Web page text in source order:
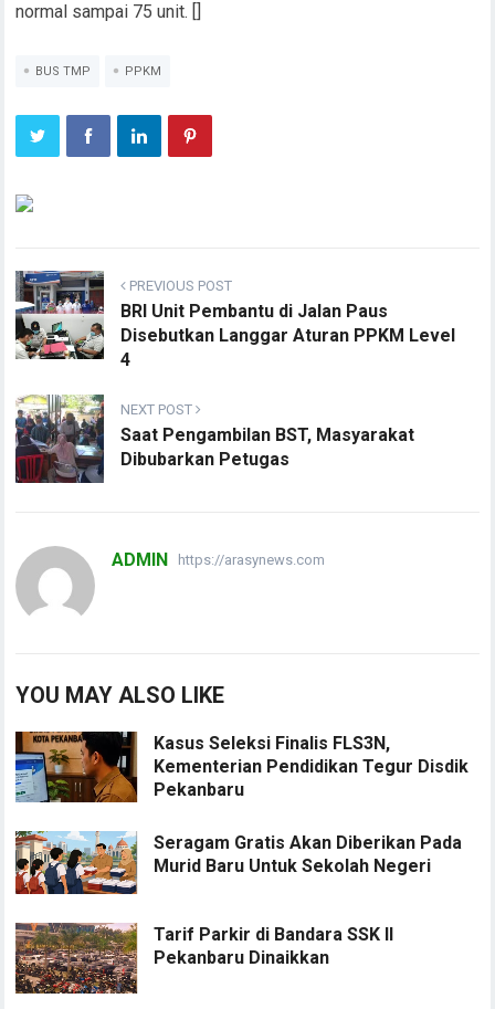
normal sampai 75 unit. []
BUS TMP PPKM
PREVIOUS POST
BRI Unit Pembantu di Jalan Paus
Disebutkan Langgar Aturan PPKM Level
4
NEXT POST
Saat Pengambilan BST, Masyarakat
Dibubarkan Petugas
ADMIN https://arasynews.com
YOU MAY ALSO LIKE
Kasus Seleksi Finalis FLS3N,
Kementerian Pendidikan Tegur Disdik
Pekanbaru
Seragam Gratis Akan Diberikan Pada
Murid Baru Untuk Sekolah Negeri
Tarif Parkir di Bandara SSK II
Pekanbaru Dinaikkan